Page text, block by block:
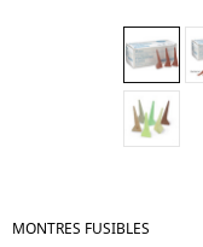
MONTRES FUSIBLES